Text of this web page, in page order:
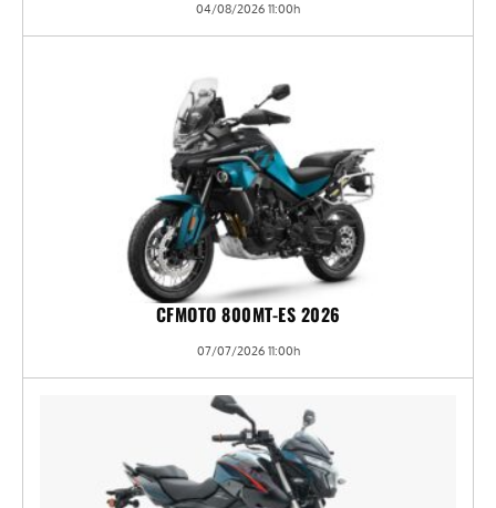
04/08/2026 11:00h
CFMOTO 800MT-ES 2026
07/07/2026 11:00h